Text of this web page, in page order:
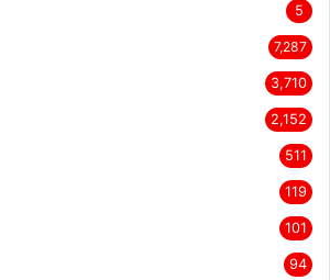
5
7,287
3,710
2,152
511
119
101
94